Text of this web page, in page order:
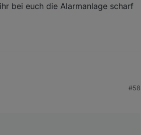
bei euch die Alarmanlage scharf
noch ein Blockly dazu mit einer
scharf und wieder unscharf?
#58